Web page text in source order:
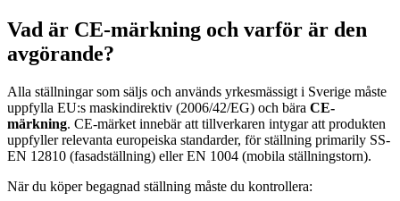
Vad är CE-märkning och varför är den
avgörande?
Alla ställningar som säljs och används yrkesmässigt i Sverige måste
uppfylla EU:s maskindirektiv (2006/42/EG) och bära CE-
märkning. CE-märket innebär att tillverkaren intygar att produkten
uppfyller relevanta europeiska standarder, för ställning primarily SS-
EN 12810 (fasadställning) eller EN 1004 (mobila ställningstorn).
När du köper begagnad ställning måste du kontrollera: